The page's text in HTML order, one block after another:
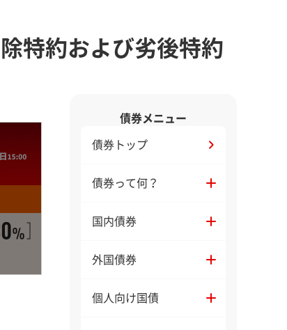
特約および劣後特約
債券メニュー
債券トップ
債券って何？
国内債券
外国債券
個人向け国債